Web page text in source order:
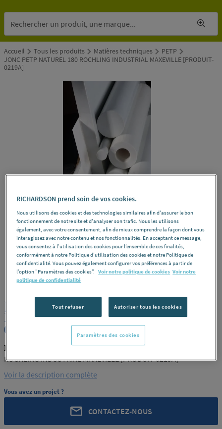
Accueil Tous les produits Matières techniques
PETP
JONC PETP NATUREL 180 ROCHLING INDUSTRIAL MAXEVILLE [PRODUIT-
0219A]
ROCHLING REF : 0219A
JONC PETP NATUREL 180 ROCHLING
INDUSTRIAL MAXEVILLE [PRODUIT-
0219A]
ROCHLING PRODUIT-0219A
ROCHLING INDUSTRIAL MAXEVILLE [PRODUIT-0219A]
Voir la description complète
Vous avez un projet ?
CONTACTEZ-NOUS
RICHARDSON prend soin de vos cookies.
Nous utilisons des cookies et des technologies similaires afin d'assurer le bon
fonctionnement de notre site et d'analyser son trafic. Nous les utilisons
également, avec votre consentement, afin de mieux comprendre la façon dont vous
interagissez avec notre contenu et nos fonctionnalités. En acceptant ce message,
vous consentez à l’utilisation des cookies pour l’ensemble de ces finalités,
conformément à notre Politique d'utilisation des cookies et notre Politique de
confidentialité. Vous pouvez également configurer vos préférences à partir de
l’option "Paramètres des cookies”.
Voir notre politique de cookies Voir notre
politique de confidentialité
Tout refuser Autoriser tous les cookies
Paramètres des cookies